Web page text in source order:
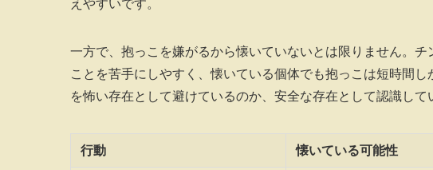
えやすいです。
一方で、抱っこを嫌がるから懐いていないとは限りません。
ことを苦手にしやすく、懐いている個体でも抱っこは短時間
を怖い存在として避けているのか、安全な存在として認識して
行動 懐いている可能性